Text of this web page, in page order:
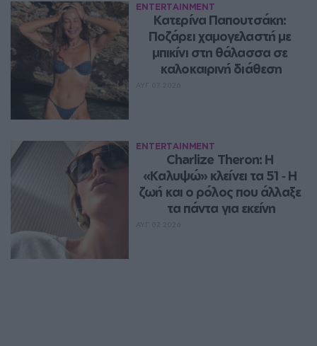
ENTERTAINMENT
Κατερίνα Παπουτσάκη:
Ποζάρει χαμογελαστή με
μπικίνι στη θάλασσα σε
καλοκαιρινή διάθεση
ENTERTAINMENT
Charlize Theron: Η
«Καλυψώ» κλείνει τα 51 ‑ H
ζωή και ο ρόλος που άλλαξε
τα πάντα για εκείνη